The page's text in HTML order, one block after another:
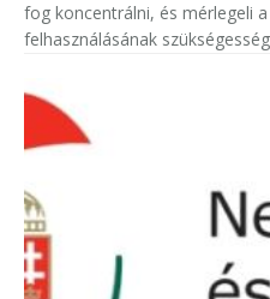
fog koncentrálni, és mérlegeli
felhasználásának